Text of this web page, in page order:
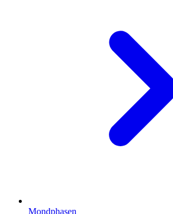
Mondphasen